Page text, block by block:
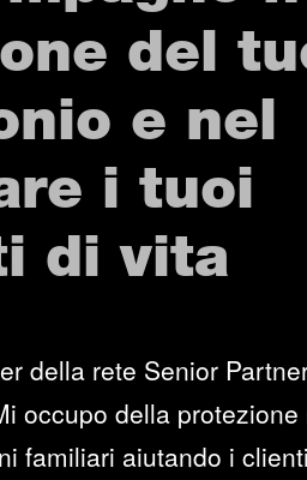
del
e nel
i tuoi
di vita
della rete Senior
occupo della protezione
familiari aiutando i